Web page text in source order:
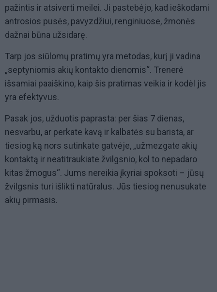
pažintis ir atsiverti meilei. Ji pastebėjo, kad ieškodami
antrosios pusės, pavyzdžiui, renginiuose, žmonės
dažnai būna užsidarę.
Tarp jos siūlomų pratimų yra metodas, kurį ji vadina
„septyniomis akių kontakto dienomis“. Trenerė
išsamiai paaiškino, kaip šis pratimas veikia ir kodėl jis
yra efektyvus.
Pasak jos, užduotis paprasta: per šias 7 dienas,
nesvarbu, ar perkate kavą ir kalbatės su barista, ar
tiesiog ką nors sutinkate gatvėje, „užmezgate akių
kontaktą ir neatitraukiate žvilgsnio, kol to nepadaro
kitas žmogus“. Jums nereikia įkyriai spoksoti – jūsų
žvilgsnis turi išlikti natūralus. Jūs tiesiog nenusukate
akių pirmasis.